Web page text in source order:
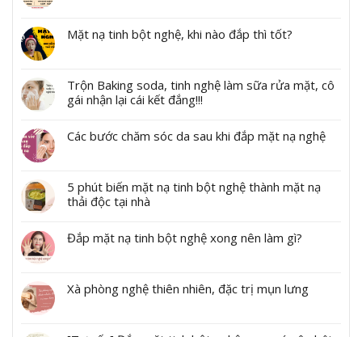
Mặt nạ tinh bột nghệ, khi nào đắp thì tốt?
Trộn Baking soda, tinh nghệ làm sữa rửa mặt, cô
gái nhận lại cái kết đắng!!!
Các bước chăm sóc da sau khi đắp mặt nạ nghệ
5 phút biến mặt nạ tinh bột nghệ thành mặt nạ
thải độc tại nhà
Đắp mặt nạ tinh bột nghệ xong nên làm gì?
Xà phòng nghệ thiên nhiên, đặc trị mụn lưng